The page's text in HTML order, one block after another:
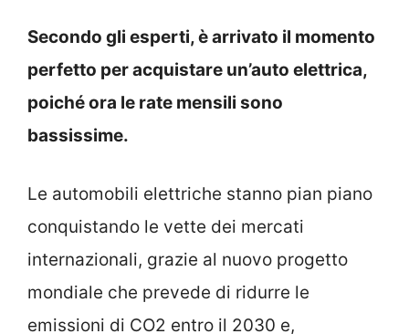
Secondo gli esperti, è arrivato il momento
perfetto per acquistare un’auto elettrica,
poiché ora le rate mensili sono
bassissime.
Le automobili elettriche stanno pian piano
conquistando le vette dei mercati
internazionali, grazie al nuovo progetto
mondiale che prevede di ridurre le
emissioni di CO2 entro il 2030 e,